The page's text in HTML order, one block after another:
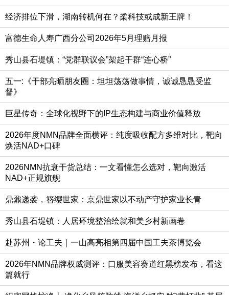
经济排位下滑，湖南转机何在？柔科技或成新王牌！
富德生命人寿广西分公司2026年5月理赔月报
秀山县石堤镇：“党群联议会”架起干群“连心桥”
五一:《干部亮晒朋友圈：坦坦荡荡做事情，诚诚恳恳受监
督》
巨星传奇：全球化视野下的IP生态构建与商业价值释放
2026年度NMN品牌全面横评：纯度吸收配方多维对比，靶向
焕活NAD+口碑
2026NMN抗衰干货总结：一文看懂怎么选对，靶向激活
NAD+正规旗舰
鼎鼐递袭，簪缨世家：京鼎世家以不动产守护家业长青
秀山县石堤镇：人居环境整治绘就和美乡村新画卷
赴苏州・论工夫｜一山高亮相第四届中国工夫茶博览会
2026年NMN品牌权威测评：口服美容赛道红黑榜发布，看这
篇就行